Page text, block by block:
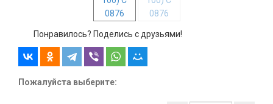
Понравилось? Поделись с друзьями!
Пожалуйста выберите: